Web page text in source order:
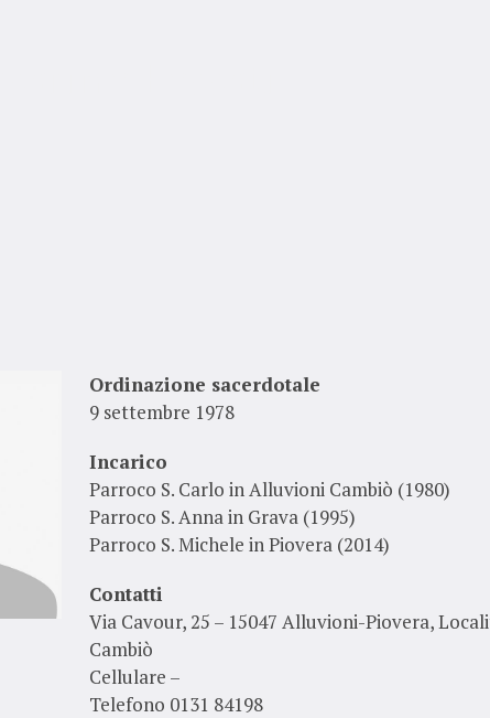
Ordinazione sacerdotale
9 settembre 1978
Incarico
Parroco S. Carlo in Alluvioni Cambiò (1980)
Parroco S. Anna in Grava (1995)
Parroco S. Michele in Piovera (2014)
Contatti
Via Cavour, 25 – 15047 Alluvioni-Piovera,
Cambiò
Cellulare –
Telefono 0131 84198